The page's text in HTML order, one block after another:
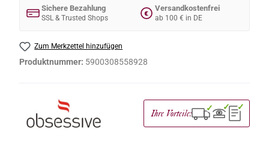
Sichere Bezahlung
SSL & Trusted Shops
€
Versandkostenfrei
ab 100 € in DE
Zum Merkzettel hinzufügen
Produktnummer: 5900308558928
Ihre Vorteile: ✓ ✓ ✓